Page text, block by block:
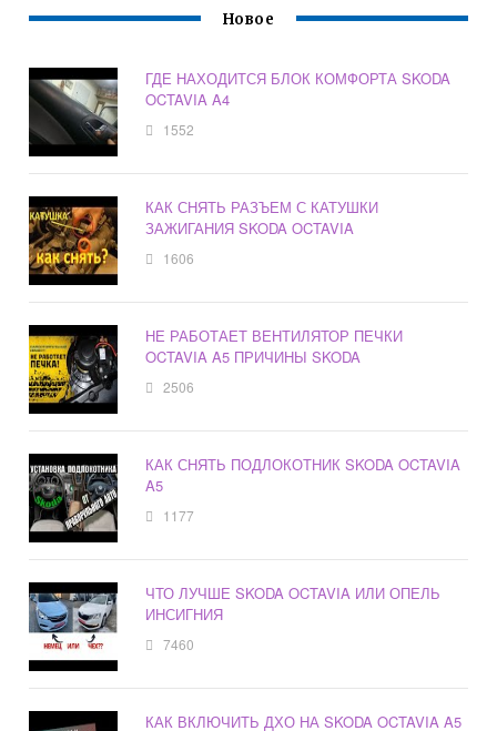
Новое
ГДЕ НАХОДИТСЯ БЛОК КОМФОРТА SKODA
OCTAVIA A4
1552
КАК СНЯТЬ РАЗЪЕМ С КАТУШКИ
ЗАЖИГАНИЯ SKODA OCTAVIA
1606
НЕ РАБОТАЕТ ВЕНТИЛЯТОР ПЕЧКИ
OCTAVIA A5 ПРИЧИНЫ SKODA
2506
КАК СНЯТЬ ПОДЛОКОТНИК SKODA OCTAVIA
A5
1177
ЧТО ЛУЧШЕ SKODA OCTAVIA ИЛИ ОПЕЛЬ
ИНСИГНИЯ
7460
КАК ВКЛЮЧИТЬ ДХО НА SKODA OCTAVIA A5